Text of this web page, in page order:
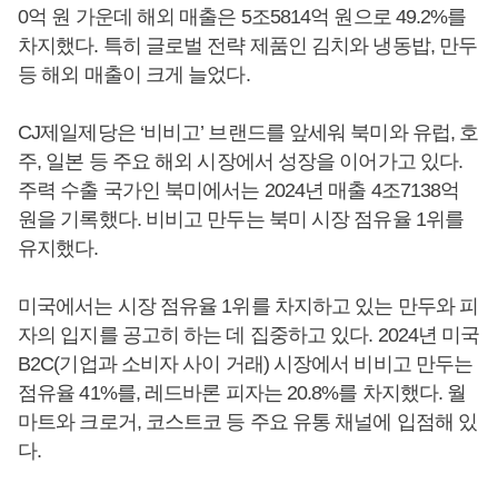
0억 원 가운데 해외 매출은 5조5814억 원으로 49.2%를
차지했다. 특히 글로벌 전략 제품인 김치와 냉동밥, 만두
등 해외 매출이 크게 늘었다.
CJ제일제당은 ‘비비고’ 브랜드를 앞세워 북미와 유럽, 호
주, 일본 등 주요 해외 시장에서 성장을 이어가고 있다.
주력 수출 국가인 북미에서는 2024년 매출 4조7138억
원을 기록했다. 비비고 만두는 북미 시장 점유율 1위를
유지했다.
미국에서는 시장 점유율 1위를 차지하고 있는 만두와 피
자의 입지를 공고히 하는 데 집중하고 있다. 2024년 미국
B2C(기업과 소비자 사이 거래) 시장에서 비비고 만두는
점유율 41%를, 레드바론 피자는 20.8%를 차지했다. 월
마트와 크로거, 코스트코 등 주요 유통 채널에 입점해 있
다.